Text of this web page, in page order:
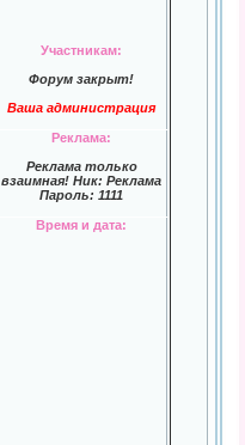
Участникам:
Форум закрыт!
Ваша администрация
Реклама:
Реклама только
взаимная! Ник: Реклама
Пароль: 1111
Время и дата: